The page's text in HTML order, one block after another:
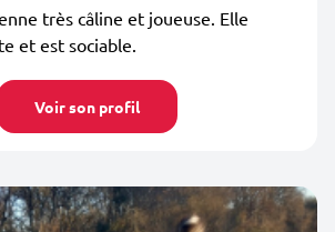
très câline et joueuse. Elle
et est sociable.
Voir son profil